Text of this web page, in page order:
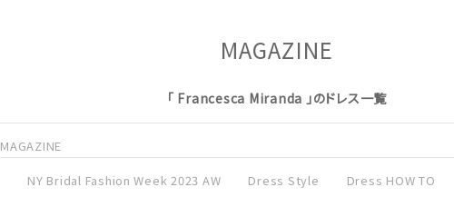
MAGAZINE
「 Francesca Miranda 」のドレス一覧
MAGAZINE
NY Bridal Fashion Week 2023 AW
Dress Style Dress HOW TO